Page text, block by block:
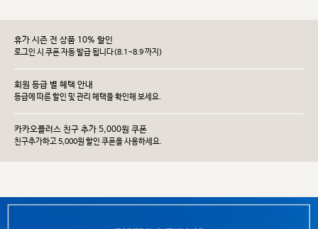
휴가 시즌 전 상품 10% 할인
로그인 시 쿠폰 자동 발급 됩니다(8.1~8.9 까지)
회원 등급 별 혜택 안내
등급에 따른 할인 및 관리 헤택을 확인해 보세요.
카카오플러스 친구 추가 5,000원 쿠폰
친구추가하고 5,000원 할인 쿠폰을 사용하세요.